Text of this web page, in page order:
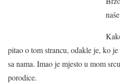
pitao o tom strancu, odakle je, ko
sa nama. Imao je mjesto u mom
porodice.